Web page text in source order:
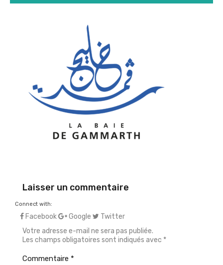
Laisser un commentaire
Connect with:
Facebook Google
Twitter
Votre adresse e-mail ne sera pas publiée.
Les champs obligatoires sont indiqués avec *
Commentaire *